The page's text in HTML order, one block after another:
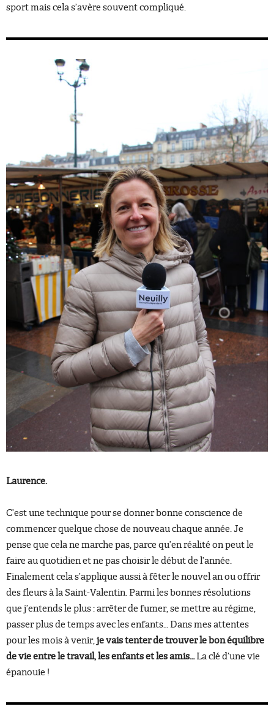
sport mais cela s’avère souvent compliqué.
Laurence.
C’est une technique pour se donner bonne conscience de
commencer quelque chose de nouveau chaque année. Je
pense que cela ne marche pas, parce qu’en réalité on peut le
faire au quotidien et ne pas choisir le début de l’année.
Finalement cela s’applique aussi à fêter le nouvel an ou offrir
des fleurs à la Saint-Valentin. Parmi les bonnes résolutions
que j’entends le plus : arrêter de fumer, se mettre au régime,
passer plus de temps avec les enfants… Dans mes attentes
pour les mois à venir,je vais tenter de trouver le bon équilibre
de vie entre le travail, les enfants et les amis…La clé d’une vie
épanouie !